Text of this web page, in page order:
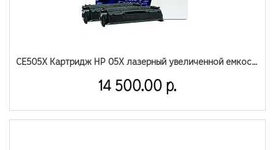
CE505X Картридж HP 05X лазерный увеличенной емкости (6500 стр)
14 500.00 р.